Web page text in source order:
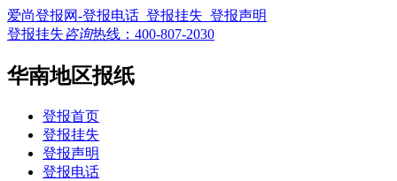
爱尚登报网-登报电话_登报挂失_登报声明
登报挂失咨询热线： 400-807-2030
华南地区报纸
登报首页
登报挂失
登报声明
登报电话